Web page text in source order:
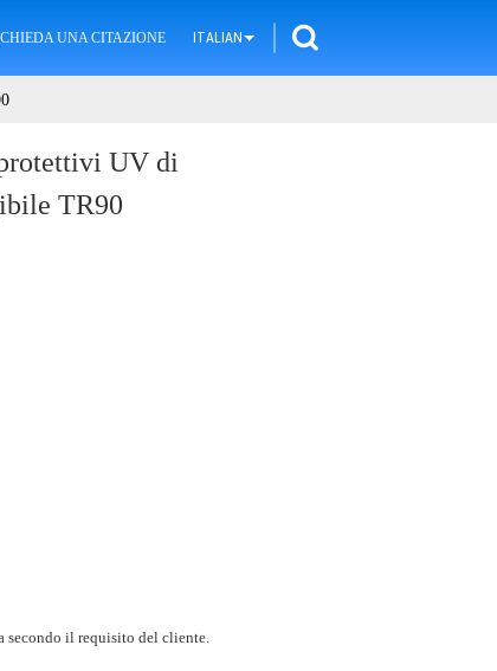
UNA CITAZIONE ITALIAN
UV di
TR90
secondo il requisito del cliente.